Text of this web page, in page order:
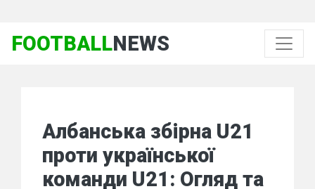
FOOTBALLNEWS
Албанська збірна U21
проти української
команди U21: Огляд та